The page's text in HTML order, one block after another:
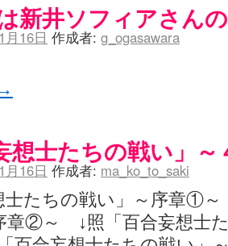
新井ソフィアさん
月16日 作成者: g_ogasawara
想士たちの戦い」
月16日 作成者: ma_ko_to_saki
士たちの戦い」～序章①
章②～ ↓照「百合妄想士